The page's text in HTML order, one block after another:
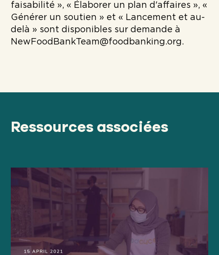
faisabilité », « Élaborer un plan d'affaires », «
Générer un soutien » et « Lancement et au-
delà » sont disponibles sur demande à
NewFoodBankTeam@foodbanking.org.
Ressources associées